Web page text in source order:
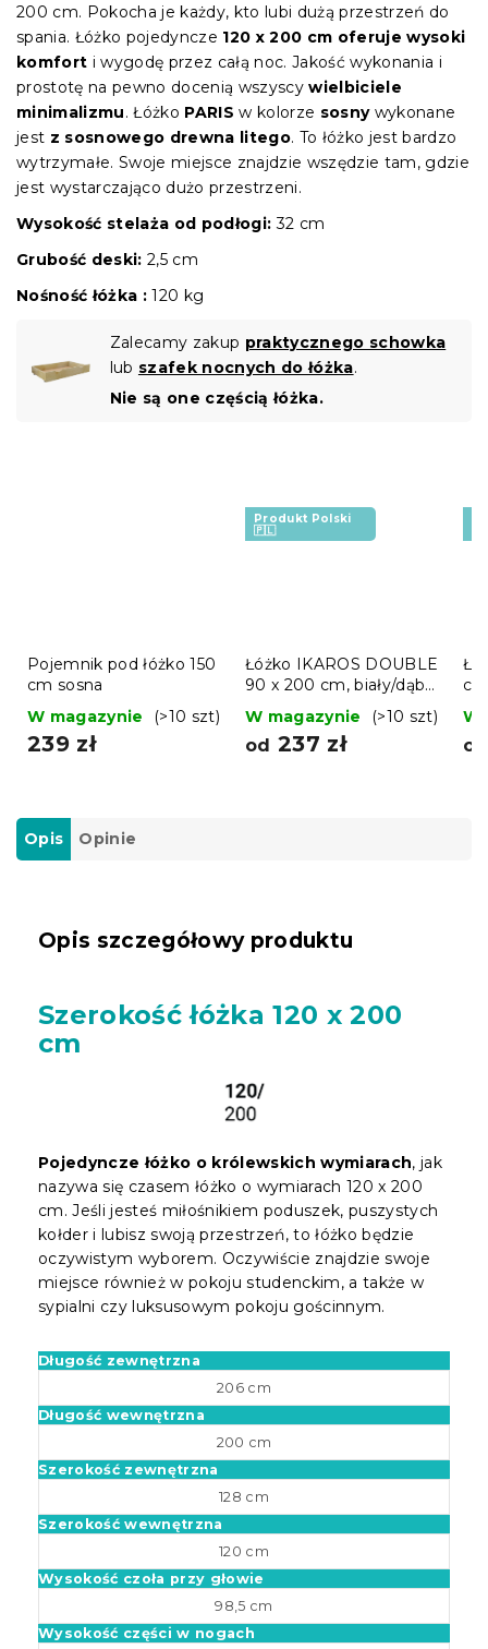
200 cm. Pokocha je każdy, kto lubi dużą przestrzeń do
spania. Łóżko pojedyncze 120 x 200 cm oferuje wysoki
komfort i wygodę przez całą noc. Jakość wykonania i
prostotę na pewno docenią wszyscywielbiciele
minimalizmu. Łóżko PARIS w kolorze sosnywykonane
jest z sosnowego drewna litego. To łóżko jest bardzo
wytrzymałe. Swoje miejsce znajdzie wszędzie tam, gdzie
jest wystarczająco dużo przestrzeni.
Wysokość stelaża od podłogi:32 cm
Grubość deski: 2,5 cm
Nośność łóżka : 120 kg
Zalecamy zakup praktycznego schowka
lub szafek nocnych do łóżka.
Nie są one częścią łóżka.
Pojemnik pod łóżko 150
cm sosna
W magazynie
(>10 szt)
239 zł
Produkt Polski
🇵🇱
Łóżko IKAROS DOUBLE
90 x 200 cm, biały/dąb
W magazynie (>10 szt)
od 237 zł
W
od
Opis Opinie
Opis szczegółowy produktu
Szerokość łóżka 120 x 200
cm
Pojedyncze łóżko o królewskich wymiarach, jak
nazywa się czasem łóżko o wymiarach 120 x 200
cm. Jeśli jesteś miłośnikiem poduszek, puszystych
kołder i lubisz swoją przestrzeń, to łóżko będzie
oczywistym wyborem. Oczywiście znajdzie swoje
miejsce również w pokoju studenckim, a także w
sypialni czy luksusowym pokoju gościnnym.
Długość zewnętrzna
206 cm
Długość wewnętrzna
200 cm
Szerokość zewnętrzna
128 cm
Szerokość wewnętrzna
120 cm
Wysokość czoła przy głowie
98,5 cm
Wysokość części w nogach